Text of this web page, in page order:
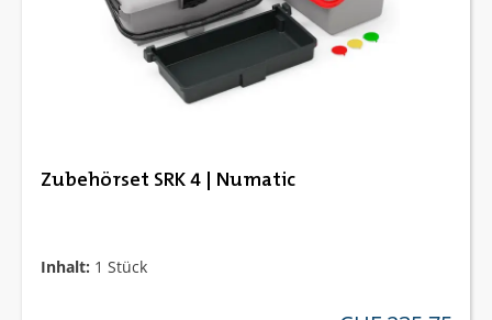
Zubehörset SRK 4 | Numatic
Inhalt: 1 Stück